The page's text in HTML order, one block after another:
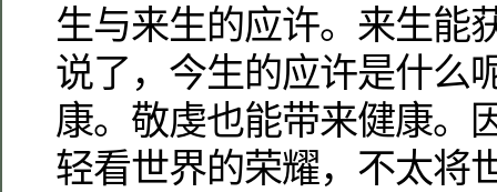
生与来生的应许。来生能
说了，今生的应许是什么
康。敬虔也能带来健康。
轻看世界的荣耀，不太将